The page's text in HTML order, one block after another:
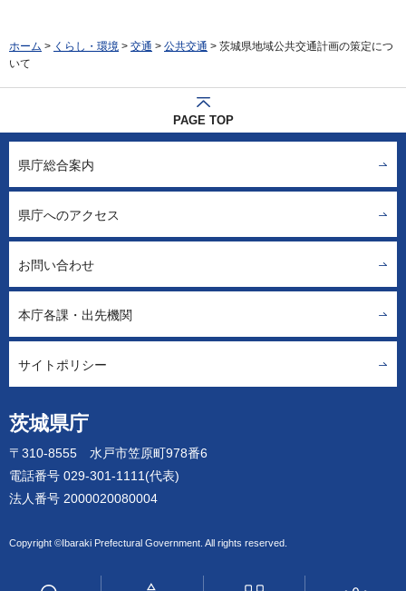
ホーム > くらし・環境 > 交通 > 公共交通 > 茨城県地域公共交通計画の策定につ
いて
PAGE TOP
茨城県庁
〒310-8555 水戸市笠原町978番6
電話番号 029-301-1111(代表)
法人番号 2000020080004
Copyright ©Ibaraki Prefectural Government. All rights reserved.
県庁総合案内
県庁へのアクセス
お問い合わせ
本庁各課・出先機関
サイトポリシー